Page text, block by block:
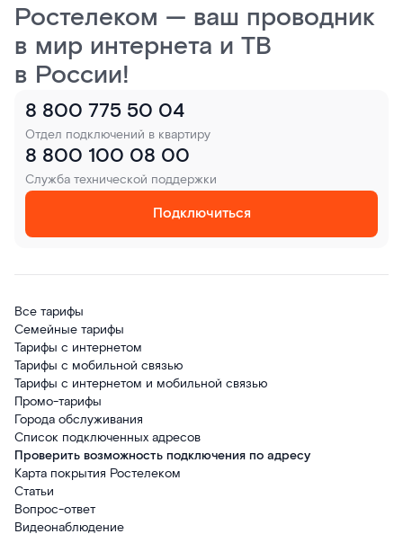
Ростелеком — ваш проводник
в мир интернета и ТВ
в России!
8 800 775 50 04
Отдел подключений в квартиру
8 800 100 08 00
Служба технической поддержки
Подключиться
Все тарифы
Семейные тарифы
Тарифы с интернетом
Тарифы с мобильной связью
Тарифы с интернетом и мобильной связью
Промо-тарифы
Города обслуживания
Список подключенных адресов
Проверить возможность подключения по адресу
Карта покрытия Ростелеком
Статьи
Вопрос-ответ
Видеонаблюдение